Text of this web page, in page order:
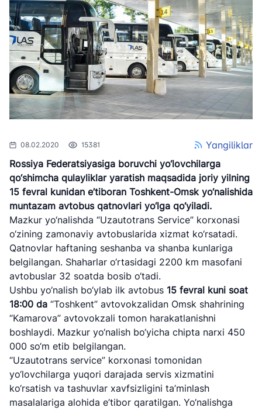
"Uzbekistan
Airways" AJ
"O'zbekiston
temir yo'llari"
AJ
"Uzbekistan
Airports" AJ
08.02.2020 15381
Yangiliklar
Rossiya Federatsiyasiga boruvchi yo‘lovchilarga
qo‘shimcha qulayliklar yaratish maqsadida joriy yilning
15 fevral kunidan e’tiboran Toshkent-Omsk yo‘nalishida
muntazam avtobus qatnovlari yo‘lga qo‘yiladi.
Mazkur yo‘nalishda “Uzautotrans Service” korxonasi
o‘zining zamonaviy avtobuslarida xizmat ko‘rsatadi.
Qatnovlar haftaning seshanba va shanba kunlariga
belgilangan. Shaharlar o‘rtasidagi 2200 km masofani
avtobuslar 32 soatda bosib o‘tadi.
Ushbu yo‘nalish bo‘ylab ilk avtobus 15 fevral kuni soat
18:00 da “Toshkent” avtovokzalidan Omsk shahrining
“Kamarova” avtovokzali tomon harakatlanishni
boshlaydi. Mazkur yo‘nalish bo‘yicha chipta narxi 450
000 so‘m etib belgilangan.
“Uzautotrans service” korxonasi tomonidan
yo‘lovchilarga yuqori darajada servis xizmatini
ko‘rsatish va tashuvlar xavfsizligini ta’minlash
masalalariga alohida e’tibor qaratilgan. Yo‘nalishga